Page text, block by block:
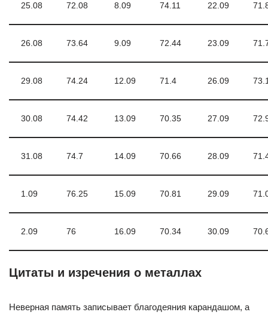
25.08 72.08 8.09 74.11 22.09
26.08 73.64 9.09 72.44 23.09
29.08 74.24 12.09 71.4 26.09
30.08 74.42 13.09 70.35 27.09
31.08 74.7 14.09 70.66 28.09
1.09 76.25 15.09 70.81 29.09
2.09 76 16.09 70.34 30.09
Цитаты и изречения о металлах
Неверная память записывает благодеяния карандашом, а